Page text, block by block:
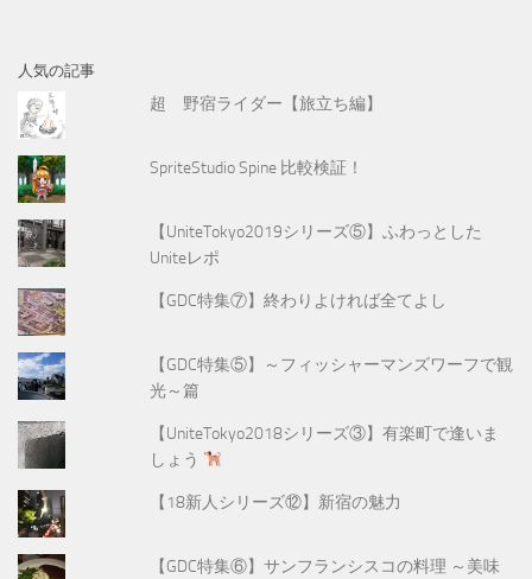
人気の記事
超 野宿ライダー【旅立ち編】
SpriteStudio Spine 比較検証！
【UniteTokyo2019シリーズ⑤】ふわっとした
Uniteレポ
【GDC特集⑦】終わりよければ全てよし
【GDC特集⑤】～フィッシャーマンズワーフで観
光～篇
【UniteTokyo2018シリーズ③】有楽町で逢いま
しょう
【18新人シリーズ⑫】新宿の魅力
【GDC特集⑥】サンフランシスコの料理 ～美味